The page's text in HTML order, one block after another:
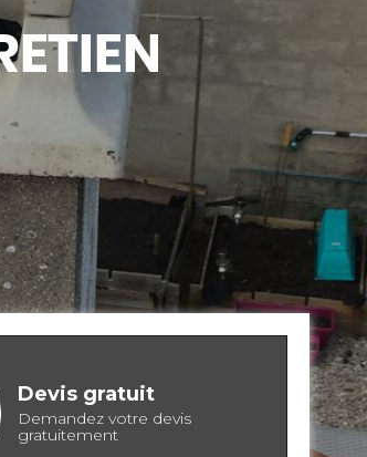
Devis gratuit
Demandez votre devis
gratuitement